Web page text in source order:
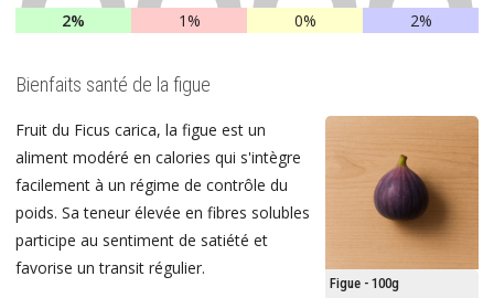
2% 1% 0% 2%
Bienfaits santé de la figue
Figue - 100g
Fruit du Ficus carica, la figue est un
aliment modéré en calories qui s'intègre
facilement à un régime de contrôle du
poids. Sa teneur élevée en fibres solubles
participe au sentiment de satiété et
favorise un transit régulier.